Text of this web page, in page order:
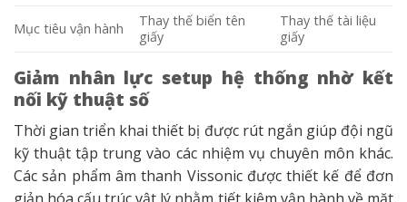
Mục tiêu vận hành
Thay thế biển tên
giấy
Thay thế tài liệu
giấy
Giảm nhân lực setup hệ thống nhờ kết
nối kỹ thuật số
Thời gian triển khai thiết bị được rút ngắn giúp đội ngũ
kỹ thuật tập trung vào các nhiệm vụ chuyên môn khác.
Các sản phẩm âm thanh Vissonic được thiết kế để đơn
giản hóa cấu trúc vật lý nhằm tiết kiệm vận hành về mặt